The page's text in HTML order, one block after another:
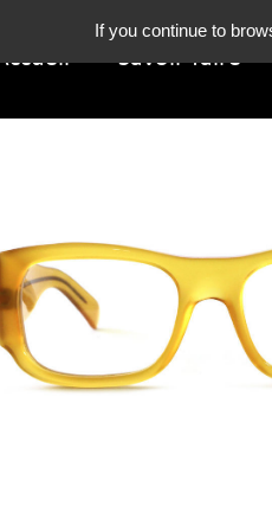
Savoir-faire
If you continue to